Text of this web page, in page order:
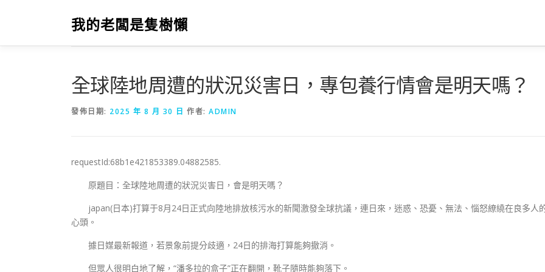
要
我的老闆是隻樹懶
全球陸地周遭的狀況災害日，專包養行情會是明天嗎？
發佈日期: 2025 年 8 月 30 日 作者: ADMIN
requestId:68b1e421853389.04882585.
原題目：全球陸地周遭的狀況災害日，會是明天嗎？
japan(日本)打算于8月24日正式向陸地排放核污水的新聞激發全球抗議，連日來，迷惑、恐憂、無法、惱怒繚繞在良多人
心頭。
據日媒最新報道，若景象前提分歧適，24日的排海打算能夠撤消。
但眾人很明白地了解，“潘多拉的盒子”正在翻開，靴子隨時能夠落下。